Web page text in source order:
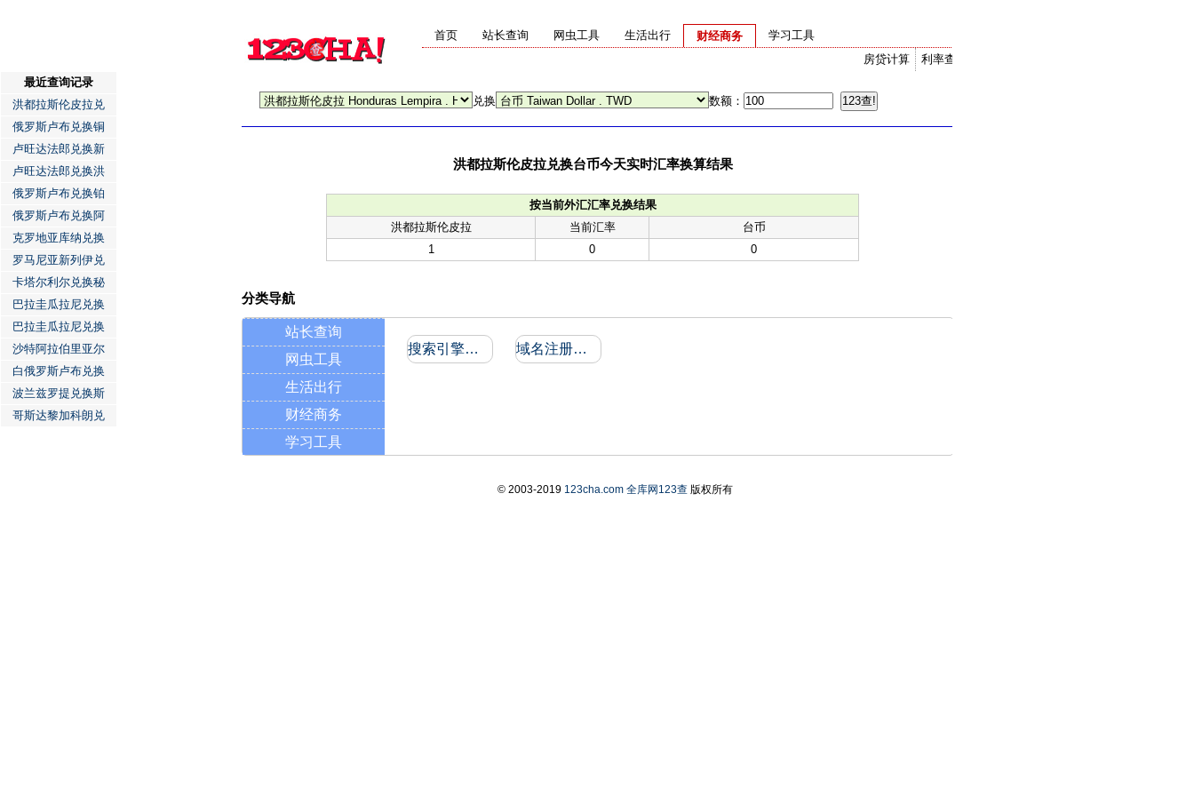
首页 站长查询 网虫工具 生活出行
财经商务
利率查询
房贷计算
学习工具
兑换 数额：
洪都拉斯伦皮拉兑换台币今天实时汇率换算结果
按当前外汇汇率兑换结果
洪都拉斯伦皮拉
当前汇率
台币
1
0 0
最近查询记录
洪都拉斯伦皮拉兑
俄罗斯卢布兑换铜
卢旺达法郎兑换新
卢旺达法郎兑换洪
俄罗斯卢布兑换铂
俄罗斯卢布兑换阿
克罗地亚库纳兑换
罗马尼亚新列伊兑
卡塔尔利尔兑换秘
巴拉圭瓜拉尼兑换
巴拉圭瓜拉尼兑换
沙特阿拉伯里亚尔
白俄罗斯卢布兑换
波兰兹罗提兑换斯
哥斯达黎加科朗兑
分类导航
站长查询
网虫工具
生活出行
财经商务
学习工具
搜索引擎收录和反向链接 域名注册信息
© 2003-2019 123cha.com 全库网123查版权所有